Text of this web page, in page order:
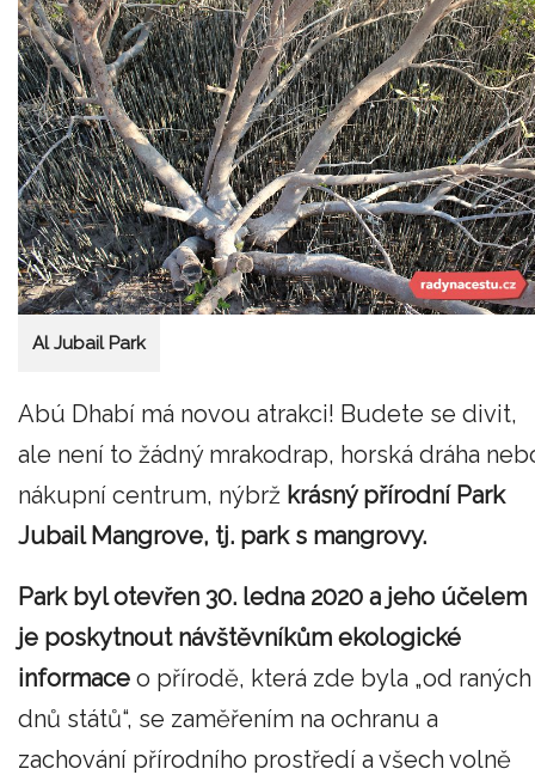
Al Jubail Park
Abú Dhabí má novou atrakci! Budete se divit,
ale není to žádný mrakodrap, horská dráha
nákupní centrum, nýbrž krásný přírodní Park
Jubail Mangrove, tj. park s mangrovy.
Park byl otevřen 30. ledna 2020 a jeho účelem
je poskytnout návštěvníkům ekologické
informace o přírodě, která zde byla „od raných
dnů států“, se zaměřením na ochranu a
zachování přírodního prostředí a všech volně